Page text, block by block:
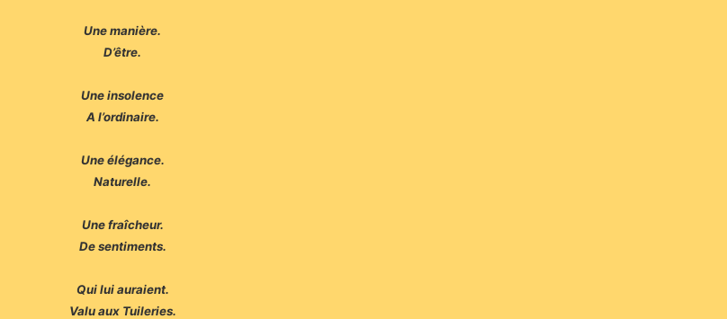
Une manière.
D’être.
Une insolence
A l’ordinaire.
Une élégance.
Naturelle.
Une fraîcheur.
De sentiments.
Qui lui auraient.
Valu aux Tuileries.